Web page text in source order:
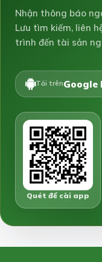
Nhận thông báo
Lưu tìm kiếm, liên
trình đến tài sản
Tải trênGoogle
Quét để cài app